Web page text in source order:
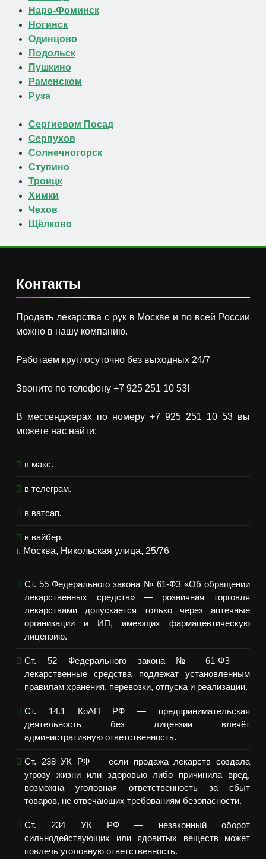
Наро-Фоминск
Ногинск
Одинцово
Подольск
Пушкино
Раменском
Руза
Сергиевом Посад
Серпухов
Солнечногорск
Ступино
Троицк
Химки
Чехов
Щёлково
Контакты
Продать лекарства с рук в Москве и по всей России
можно в нашу компанию.
Работаем круглосуточно без выходных 24/7
Звоните по телефону +7 925 251 10 53!
В мессенджерах по номеру +7 925 251 10 53 вы
можете нас найти:
в макс.
в телеграм.
в ватсап.
в вайбер.
г. Москва, Никольская улица, 25/76
Ст. 55 Федерального закона № 61-ФЗ «Об обращении
лекарственных средств» — розничная торговля
лекарствами допускается только через аптечные
организации и ИП, имеющих фармацевтическую
лицензию.
Ст. 52 Федерального закона № 61-ФЗ —
лекарственные средства подлежат установленным
правилам хранения, перевозки, отпуска и реализации.
Ст. 14.1 КоАП РФ — предпринимательская
деятельность без лицензии влечёт
административную ответственность.
Ст. 238 УК РФ — если продажа лекарств создала
угрозу жизни или здоровью либо причинила вред,
возможна уголовная ответственность за сбыт
товаров, не отвечающих требованиям безопасности.
Ст. 234 УК РФ — незаконный оборот
сильнодействующих или ядовитых веществ может
повлечь уголовную ответственность.